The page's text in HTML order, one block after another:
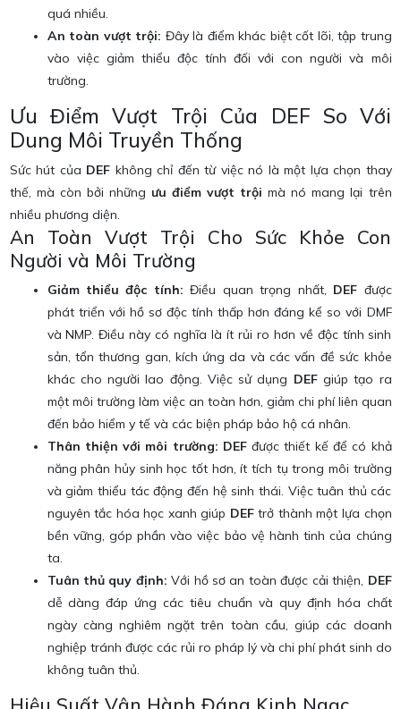
quá nhiều.
An toàn vượt trội: Đây là điểm khác biệt cốt lõi, tập trung
vào việc giảm thiểu độc tính đối với con người và môi
trường.
Ưu Điểm Vượt Trội Của DEF So Với
Dung Môi Truyền Thống
Sức hút của DEF không chỉ đến từ việc nó là một lựa chọn thay
thế, mà còn bởi những ưu điểm vượt trội mà nó mang lại trên
nhiều phương diện.
An Toàn Vượt Trội Cho Sức Khỏe Con
Người và Môi Trường
Giảm thiểu độc tính: Điều quan trọng nhất, DEF được
phát triển với hồ sơ độc tính thấp hơn đáng kể so với DMF
và NMP. Điều này có nghĩa là ít rủi ro hơn về độc tính sinh
sản, tổn thương gan, kích ứng da và các vấn đề sức khỏe
khác cho người lao động. Việc sử dụng DEFgiúp tạo ra
một môi trường làm việc an toàn hơn, giảm chi phí liên quan
đến bảo hiểm y tế và các biện pháp bảo hộ cá nhân.
Thân thiện với môi trường: DEFđược thiết kế để có khả
năng phân hủy sinh học tốt hơn, ít tích tụ trong môi trường
và giảm thiểu tác động đến hệ sinh thái. Việc tuân thủ các
nguyên tắc hóa học xanh giúp DEFtrở thành một lựa chọn
bền vững, góp phần vào việc bảo vệ hành tinh của chúng
ta.
Tuân thủ quy định: Với hồ sơ an toàn được cải thiện, DEF
dễ dàng đáp ứng các tiêu chuẩn và quy định hóa chất
ngày càng nghiêm ngặt trên toàn cầu, giúp các doanh
nghiệp tránh được các rủi ro pháp lý và chi phí phát sinh do
không tuân thủ.